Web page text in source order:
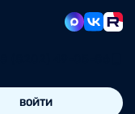
ВОЙТИ